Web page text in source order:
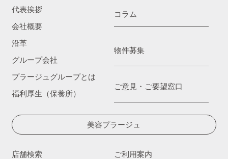
代表挨拶
会社概要
沿革
グループ会社
プラージュグループとは
福利厚生（保養所）
コラム
物件募集
ご意見・ご要望窓口
美容プラージュ
店舗検索 ご利用案内